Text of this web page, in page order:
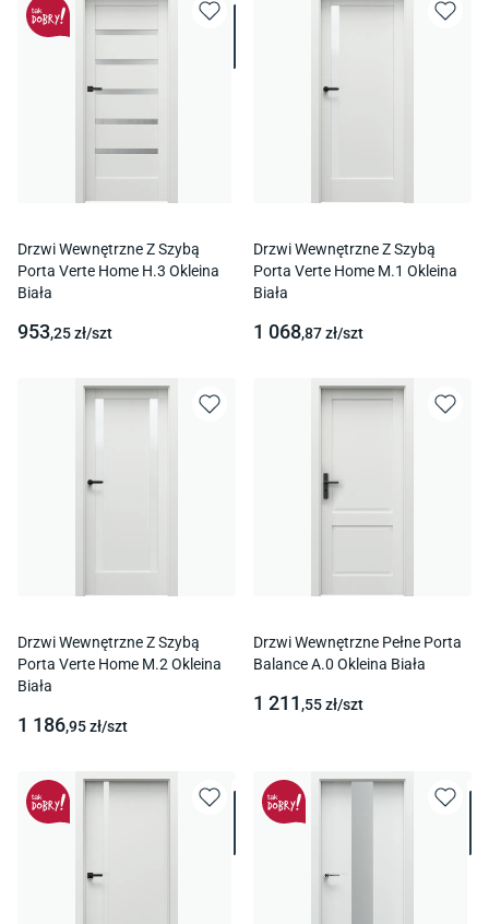
Drzwi Wewnętrzne Z Szybą
Porta Verte Home H.3 Okleina
Biała
953,25zł/szt
Drzwi Wewnętrzne Z Szybą
Porta Verte Home M.1 Okleina
Biała
1 068,87zł/szt
Drzwi Wewnętrzne Z Szybą
Porta Verte Home M.2 Okleina
Biała
1 186,95zł/szt
Drzwi Wewnętrzne Pełne Porta
Balance A.0 Okleina Biała
1 211 ,55zł/szt